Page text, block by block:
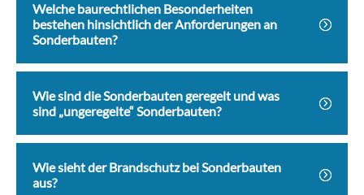
Welche baurechtlichen Besonderheiten
bestehen hinsichtlich der Anforderungen an
Sonderbauten?
Wie sind die Sonderbauten geregelt und was
sind „ungeregelte“ Sonderbauten?
Wie sieht der Brandschutz bei Sonderbauten
aus?